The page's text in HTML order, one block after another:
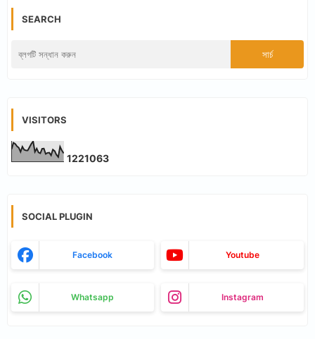
SEARCH
VISITORS
1221063
SOCIAL PLUGIN
Facebook Youtube
Whatsapp Instagram